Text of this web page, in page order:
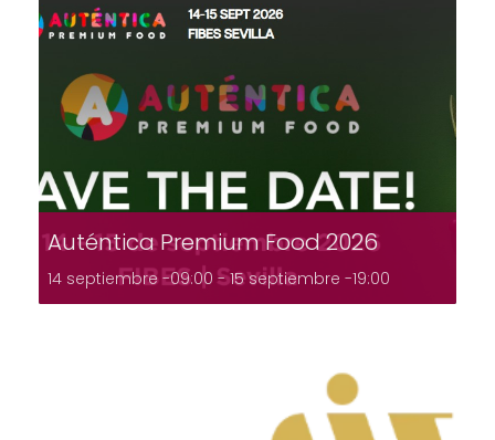
Auténtica Premium Food 2026
14 septiembre -09:00 -15 septiembre -19:00